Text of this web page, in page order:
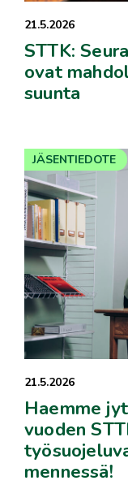
21.5.2026
STTK:
ovat
suunta
21.5.2026
Haemme
vuoden
mennessä!
JÄSENTIEDOTE